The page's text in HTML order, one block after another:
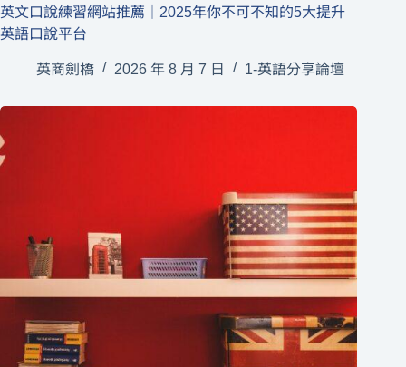
英文口說練習網站推薦｜2025年你不可不知的5大提升
英語口說平台
英商劍橋 2026 年 8 月 7 日 1-英語分享論壇